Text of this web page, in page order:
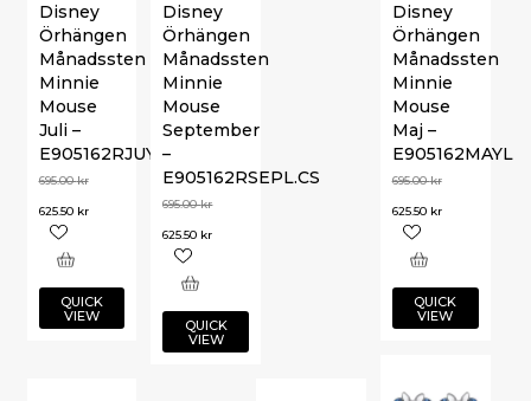
Disney
Örhängen
Månadssten
Minnie
Mouse
Juli –
E905162RJUYL.CS
695.00kr
625.50 kr
QUICK
VIEW
Disney
Örhängen
Månadssten
Minnie
Mouse
Maj –
E905162MAYL
695.00kr
625.50 kr
QUICK
VIEW
Disney
Örhängen
Månadssten
Minnie
Mouse
September
–
E905162RSEPL.CS
695.00kr
625.50 kr
QUICK
VIEW